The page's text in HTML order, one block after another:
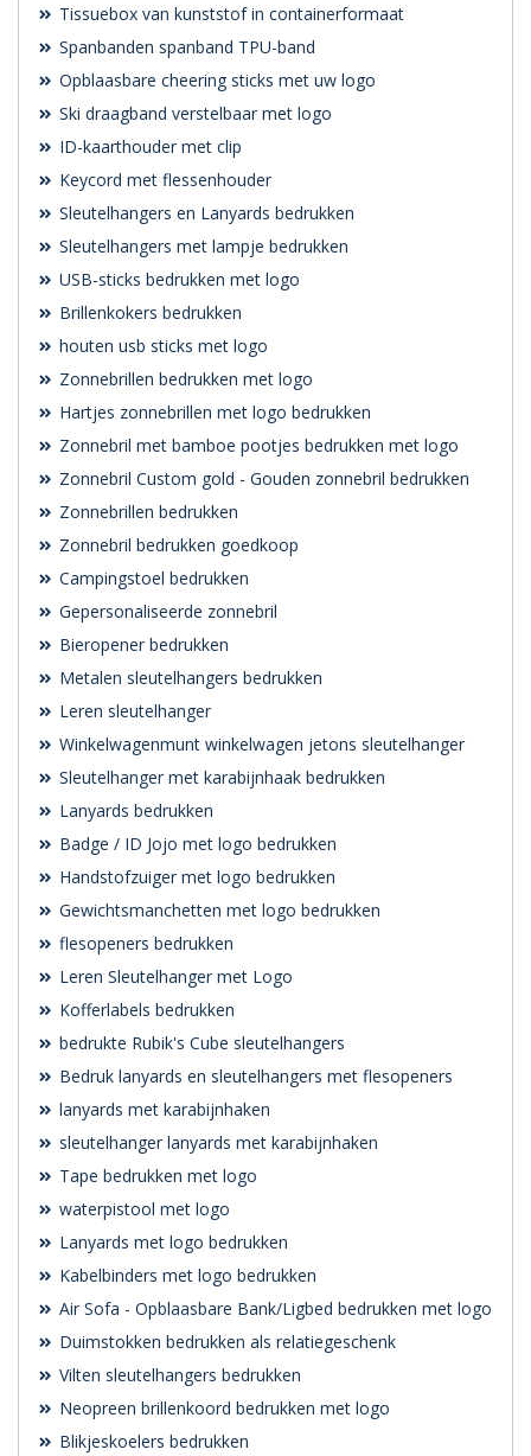
Tissuebox van kunststof in containerformaat
Spanbanden spanband TPU-band
Opblaasbare cheering sticks met uw logo
Ski draagband verstelbaar met logo
ID-kaarthouder met clip
Keycord met flessenhouder
Sleutelhangers en Lanyards bedrukken
Sleutelhangers met lampje bedrukken
USB-sticks bedrukken met logo
Brillenkokers bedrukken
houten usb sticks met logo
Zonnebrillen bedrukken met logo
Hartjes zonnebrillen met logo bedrukken
Zonnebril met bamboe pootjes bedrukken met logo
Zonnebril Custom gold - Gouden zonnebril bedrukken
Zonnebrillen bedrukken
Zonnebril bedrukken goedkoop
Campingstoel bedrukken
Gepersonaliseerde zonnebril
Bieropener bedrukken
Metalen sleutelhangers bedrukken
Leren sleutelhanger
Winkelwagenmunt winkelwagen jetons sleutelhanger
Sleutelhanger met karabijnhaak bedrukken
Lanyards bedrukken
Badge / ID Jojo met logo bedrukken
Handstofzuiger met logo bedrukken
Gewichtsmanchetten met logo bedrukken
flesopeners bedrukken
Leren Sleutelhanger met Logo
Kofferlabels bedrukken
bedrukte Rubik's Cube sleutelhangers
Bedruk lanyards en sleutelhangers met flesopeners
lanyards met karabijnhaken
sleutelhanger lanyards met karabijnhaken
Tape bedrukken met logo
waterpistool met logo
Lanyards met logo bedrukken
Kabelbinders met logo bedrukken
Air Sofa - Opblaasbare Bank/Ligbed bedrukken met logo
Duimstokken bedrukken als relatiegeschenk
Vilten sleutelhangers bedrukken
Neopreen brillenkoord bedrukken met logo
Blikjeskoelers bedrukken